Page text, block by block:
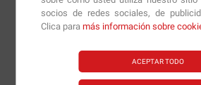
socios de redes sociales, de
Clica paramás información sobre
ACEPTAR TODO
Nuevas versiones y
recomendaciones de
nuestros nutricionistas.